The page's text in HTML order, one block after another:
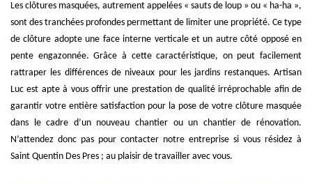
Les clôtures masquées, autrement appelées « sauts de loup » ou « ha-ha »,
sont des tranchées profondes permettant de limiter une propriété. Ce type
de clôture adopte une face interne verticale et un autre côté opposé en
pente engazonnée. Grâce à cette caractéristique, on peut facilement
rattraper les différences de niveaux pour les jardins restanques. Artisan
Luc est apte à vous offrir une prestation de qualité irréprochable afin de
garantir votre entière satisfaction pour la pose de votre clôture masquée
dans le cadre d’un nouveau chantier ou un chantier de rénovation.
N’attendez donc pas pour contacter notre entreprise si vous résidez à
Saint Quentin Des Pres ; au plaisir de travailler avec vous.